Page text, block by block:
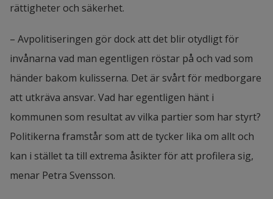
rättigheter och säkerhet.
– Avpolitiseringen gör dock att det blir otydligt för
invånarna vad man egentligen röstar på och vad som
händer bakom kulisserna. Det är svårt för medborgare
att utkräva ansvar. Vad har egentligen hänt i
kommunen som resultat av vilka partier som har styrt?
Politikerna framstår som att de tycker lika om allt och
kan i stället ta till extrema åsikter för att profilera sig,
menar Petra Svensson.